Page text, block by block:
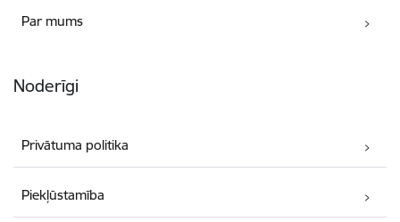
Par mums
Noderīgi
Privātuma politika
Piekļūstamība